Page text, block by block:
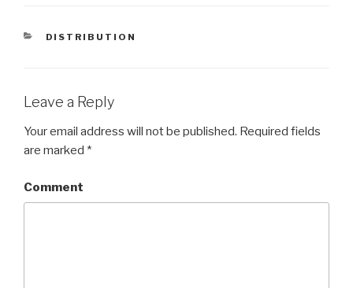
CATEGORIES
DISTRIBUTION
Leave a Reply
Your email address will not be published. Required fields
are marked *
Comment